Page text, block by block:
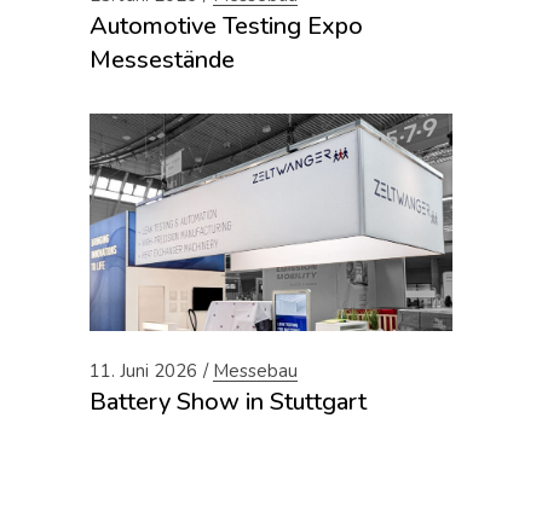
Automotive Testing Expo
Messestände
11. Juni 2026 Messebau
Battery Show in Stuttgart